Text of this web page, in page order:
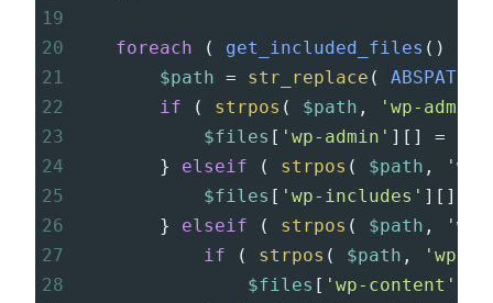
19
20
foreach ( get_included_files ()
21
$path = str_replace ( ABSPATH
22
if ( strpos ( $path ,
'wp-
23
$files [ 'wp-admin' ][] =
24
} elseif ( strpos ( $path ,
25
$files [ 'wp-includes' ][]
26
} elseif ( strpos ( $path ,
27
if ( strpos ( $path ,
'wp-
28
$files [ 'wp-content'